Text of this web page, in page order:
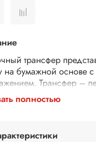
трансфер
на бумажной основе
Трансфер –
с его помощью
и
рисовые листы,
полностью